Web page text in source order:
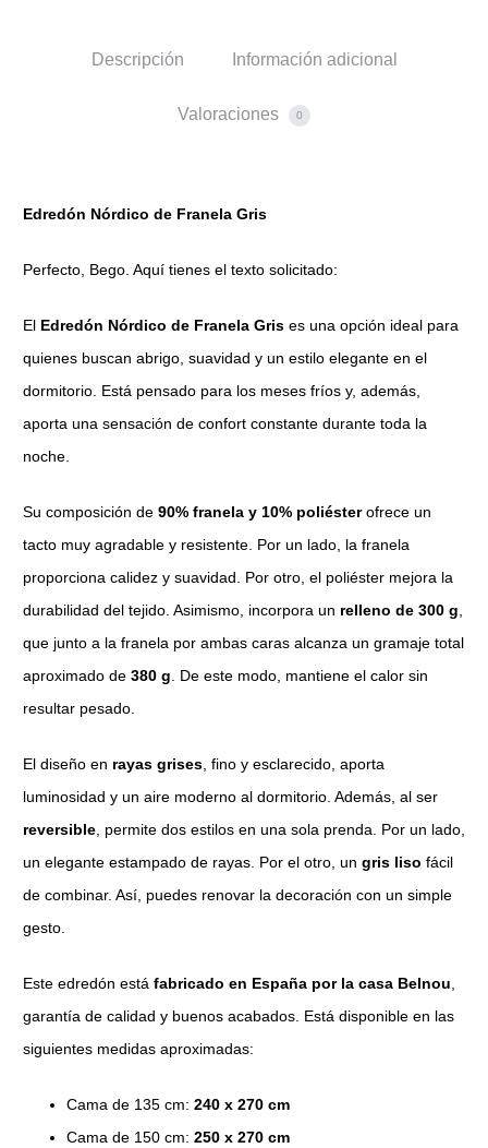
Descripción Información adicional
Valoraciones 0
Edredón Nórdico de Franela Gris
Perfecto, Bego. Aquí tienes el texto solicitado:
El Edredón Nórdico de Franela Gris es una opción ideal para
quienes buscan abrigo, suavidad y un estilo elegante en el
dormitorio. Está pensado para los meses fríos y, además,
aporta una sensación de confort constante durante toda la
noche.
Su composición de 90% franela y 10% poliésterofrece un
tacto muy agradable y resistente. Por un lado, la franela
proporciona calidez y suavidad. Por otro, el poliéster mejora la
durabilidad del tejido. Asimismo, incorpora un relleno de 300 g
que junto a la franela por ambas caras alcanza un gramaje total
aproximado de 380 g . De este modo, mantiene el calor sin
resultar pesado.
El diseño en rayas grises , fino y esclarecido, aporta
luminosidad y un aire moderno al dormitorio. Además, al ser
reversible , permite dos estilos en una sola prenda. Por un lado,
un elegante estampado de rayas. Por el otro, un gris liso fácil
de combinar. Así, puedes renovar la decoración con un simple
gesto.
Este edredón está fabricado en España por la casa Belnou
garantía de calidad y buenos acabados. Está disponible en las
siguientes medidas aproximadas:
Cama de 135 cm: 240 x 270 cm
Cama de 150 cm: 250 x 270 cm